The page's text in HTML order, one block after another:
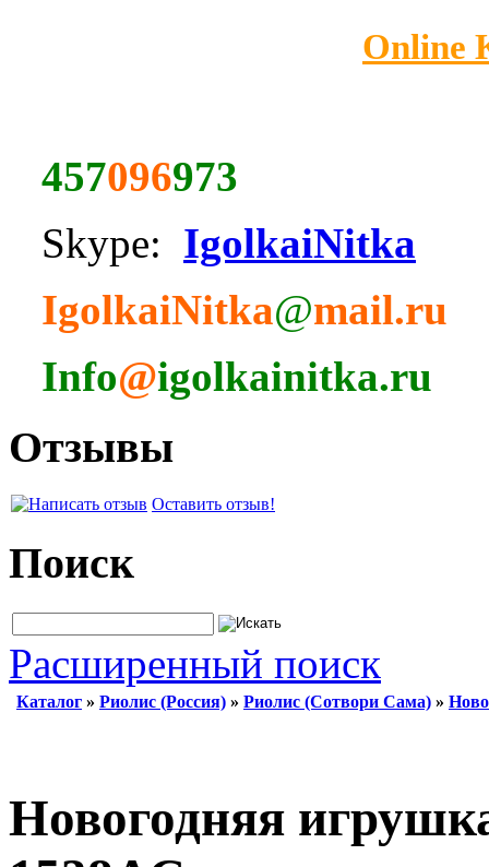
Online
457096973
Skype: IgolkaiNitka
IgolkaiNitka@mail.ru
Info@igolkainitka.ru
Отзывы
Оставить отзыв!
Поиск
Расширенный поиск
Каталог » Риолис (Россия) » Риолис (Сотвори Сама) »
Новогодняя